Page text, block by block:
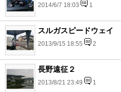
2014/6/7 18:03 1
スルガスピードウェイ
2013/9/15 18:55 2
長野遠征２
2013/8/21 23:49 1